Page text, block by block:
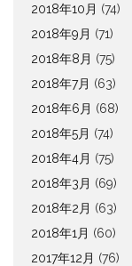
2018年10月 (74)
2018年9月 (71)
2018年8月 (75)
2018年7月 (63)
2018年6月 (68)
2018年5月 (74)
2018年4月 (75)
2018年3月 (69)
2018年2月 (63)
2018年1月 (60)
2017年12月 (76)